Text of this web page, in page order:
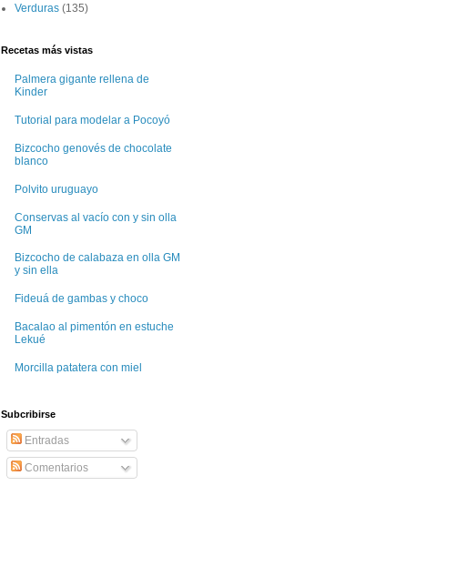
Verduras (135)
Recetas más vistas
Palmera gigante rellena de
Kinder
Tutorial para modelar a Pocoyó
Bizcocho genovés de chocolate
blanco
Polvito uruguayo
Conservas al vacío con y sin olla
GM
Bizcocho de calabaza en olla GM
y sin ella
Fideuá de gambas y choco
Bacalao al pimentón en estuche
Lekué
Morcilla patatera con miel
Subcribirse
Entradas
Comentarios